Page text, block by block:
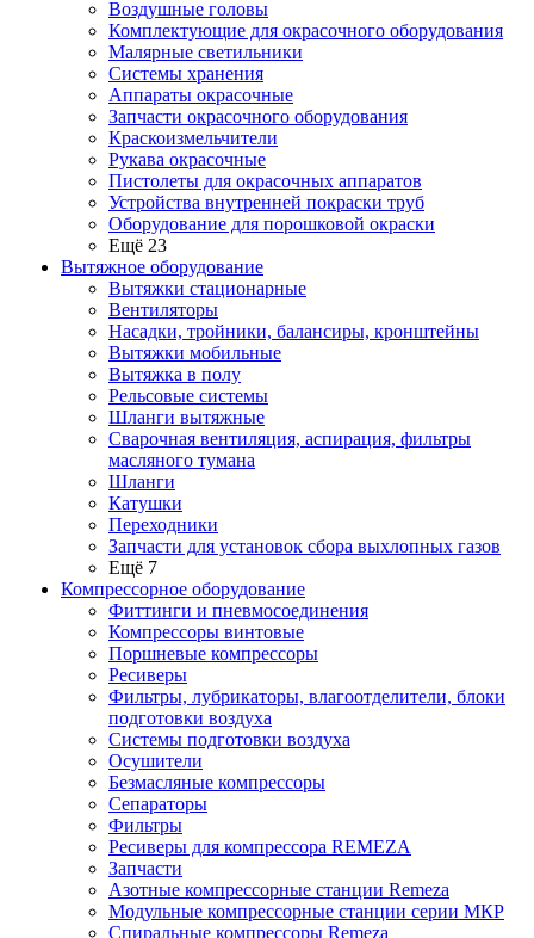
Воздушные головы
Комплектующие для окрасочного оборудования
Малярные светильники
Системы хранения
Аппараты окрасочные
Запчасти окрасочного оборудования
Краскоизмельчители
Рукава окрасочные
Пистолеты для окрасочных аппаратов
Устройства внутренней покраски труб
Оборудование для порошковой окраски
Ещё 23
Вытяжное оборудование
Вытяжки стационарные
Вентиляторы
Насадки, тройники, балансиры, кронштейны
Вытяжки мобильные
Вытяжка в полу
Рельсовые системы
Шланги вытяжные
Сварочная вентиляция, аспирация, фильтры
масляного тумана
Шланги
Катушки
Переходники
Запчасти для установок сбора выхлопных газов
Ещё 7
Компрессорное оборудование
Фиттинги и пневмосоединения
Компрессоры винтовые
Поршневые компрессоры
Ресиверы
Фильтры, лубрикаторы, влагоотделители, блоки
подготовки воздуха
Системы подготовки воздуха
Осушители
Безмасляные компрессоры
Сепараторы
Фильтры
Ресиверы для компрессора REMEZA
Запчасти
Азотные компрессорные станции Remeza
Модульные компрессорные станции серии МКР
Спиральные компрессоры Remeza